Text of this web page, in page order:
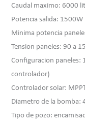
Caudal maximo: 6000
Potencia salida: 1500W
Minima potencia
Tension paneles: 90 a
Configuracion paneles:
controlador)
Controlador solar:
Diametro de la bomba:
Tipo de pozo: